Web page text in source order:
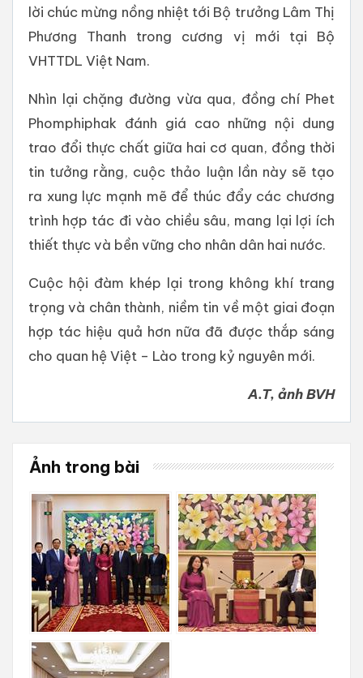
lời chúc mừng nồng nhiệt tới Bộ trưởng Lâm Thị
Phương Thanh trong cương vị mới tại Bộ
VHTTDL Việt Nam.
Nhìn lại chặng đường vừa qua, đồng chí Phet
Phomphiphak đánh giá cao những nội dung
trao đổi thực chất giữa hai cơ quan, đồng thời
tin tưởng rằng, cuộc thảo luận lần này sẽ tạo
ra xung lực mạnh mẽ để thúc đẩy các chương
trình hợp tác đi vào chiều sâu, mang lại lợi ích
thiết thực và bền vững cho nhân dân hai nước.
Cuộc hội đàm khép lại trong không khí trang
trọng và chân thành, niềm tin về một giai đoạn
hợp tác hiệu quả hơn nữa đã được thắp sáng
cho quan hệ Việt – Lào trong kỷ nguyên mới.
A.T, ảnh BVH
Ảnh trong bài